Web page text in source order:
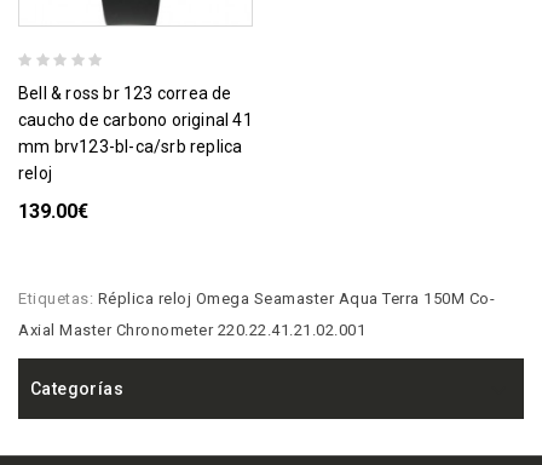
bell & ross br 123 correa de
caucho de carbono original 41
mm brv123-bl-ca/srb replica
reloj
139.00€
Etiquetas: Réplica reloj Omega Seamaster Aqua Terra 150M Co-
Axial Master Chronometer 220.22.41.21.02.001
Categorías